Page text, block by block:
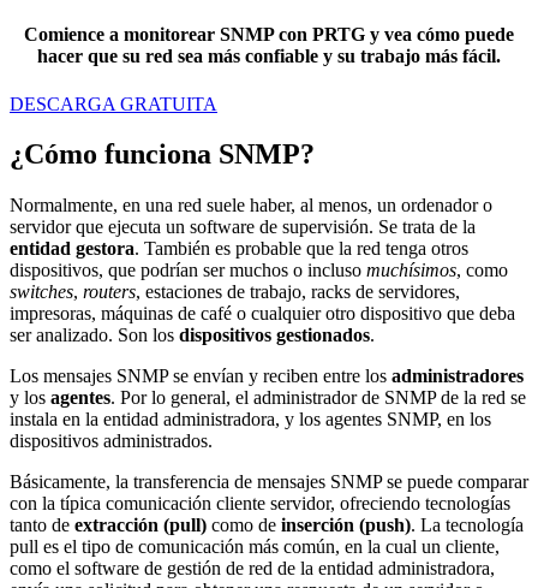
Comience a monitorear SNMP con PRTG y vea cómo puede
hacer que su red sea más confiable y su trabajo más fácil.
DESCARGA GRATUITA
¿Cómo funciona SNMP?
Normalmente, en una red suele haber, al menos, un ordenador o
servidor que ejecuta un software de supervisión. Se trata de la
entidad gestora. También es probable que la red tenga otros
dispositivos, que podrían ser muchos o incluso muchísimos, como
switches, routers, estaciones de trabajo, racks de servidores,
impresoras, máquinas de café o cualquier otro dispositivo que deba
ser analizado. Son los dispositivos gestionados.
Los mensajes SNMP se envían y reciben entre los administradores
y los agentes. Por lo general, el administrador de SNMP de la red se
instala en la entidad administradora, y los agentes SNMP, en los
dispositivos administrados.
Básicamente, la transferencia de mensajes SNMP se puede comparar
con la típica comunicación cliente servidor, ofreciendo tecnologías
tanto de extracción (pull) como de inserción (push). La tecnología
pull es el tipo de comunicación más común, en la cual un cliente,
como el software de gestión de red de la entidad administradora,